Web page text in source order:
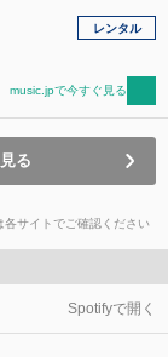
レンタル
music.jpで今すぐ見る
る
サイトでご確認ください
Spotifyで開く